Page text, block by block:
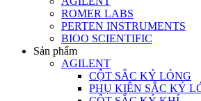
ROMER LABS
PERTEN INSTRUMENTS
BIOO SCIENTIFIC
Sản phẩm
AGILENT
CỘT SẮC KÝ LỎNG
PHỤ KIỆN SẮC KÝ